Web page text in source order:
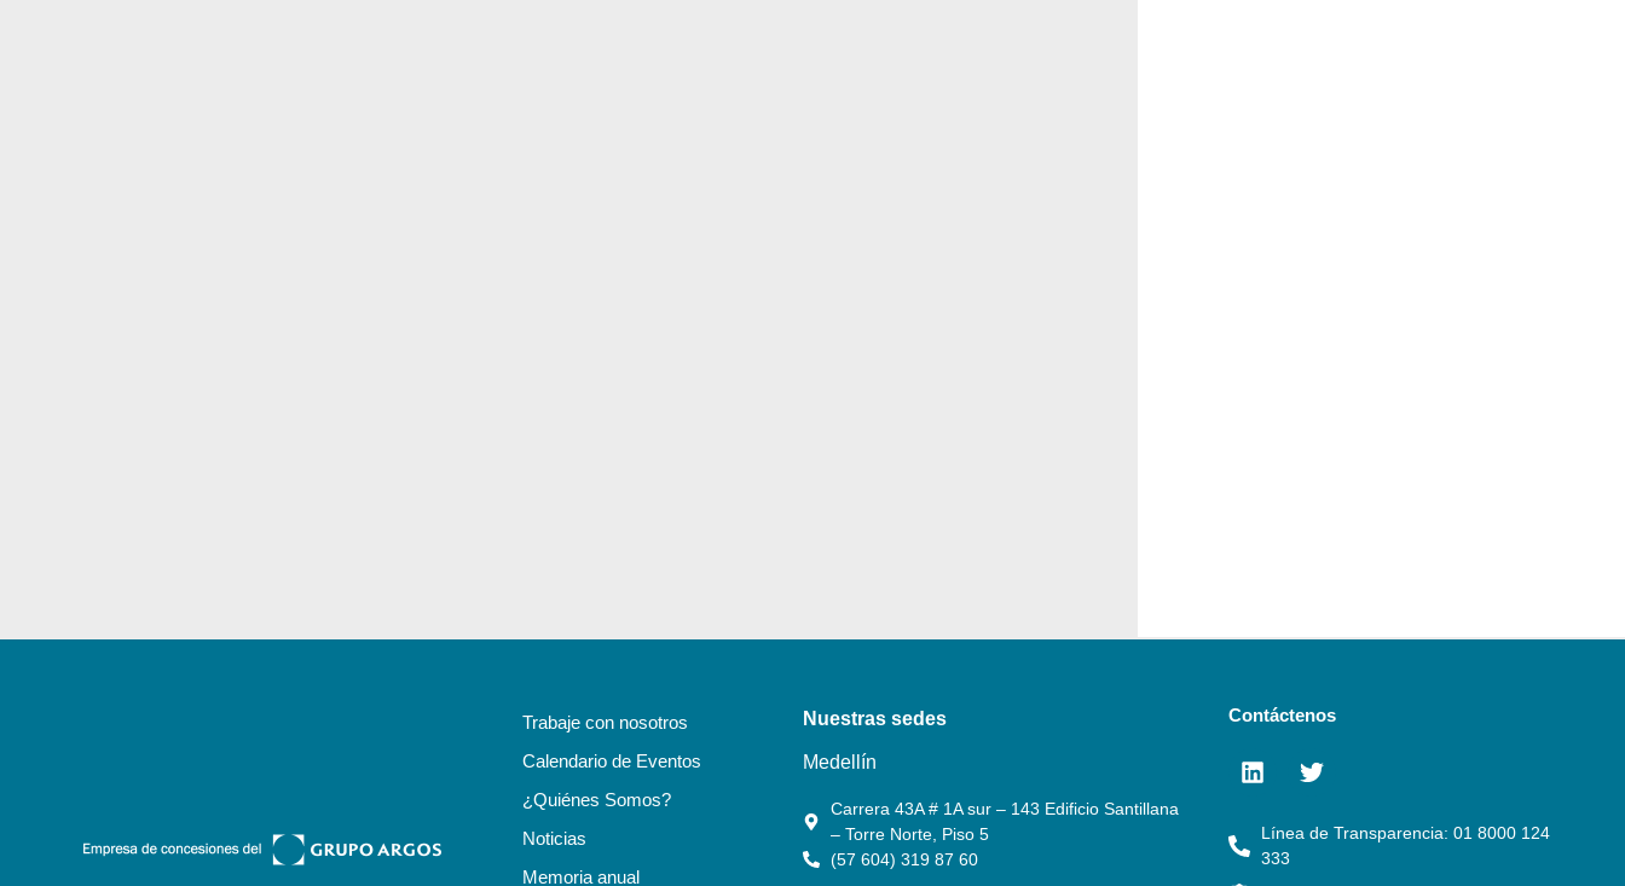
Trabaje con nosotros
Calendario de Eventos
¿Quiénes Somos?
Noticias
Memoria anual
Nuestras sedes
Medellín
Carrera 43A # 1A sur – 143 Edificio Santillana
– Torre Norte, Piso 5
(57 604) 319 87 60
Contáctenos
Línea de Transparencia: 01 8000 124
333